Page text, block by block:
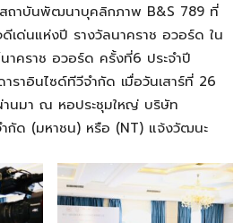
ถาบันพัฒนาบุคลิกภาพ B&S 789 ที่
ดีเด่นแห่งปี รางวัลนาคราช อวอร์ด ใน
าคราช อวอร์ด ครั้งที่6 ประจำปี
าอินไซด์ทีวีจำกัด เมื่อวันเสาร์ที่ 26
นมา ณ หอประชุมใหญ่ บริษัท
กัด (มหาชน) หรือ (NT) แจ้งวัฒนะ